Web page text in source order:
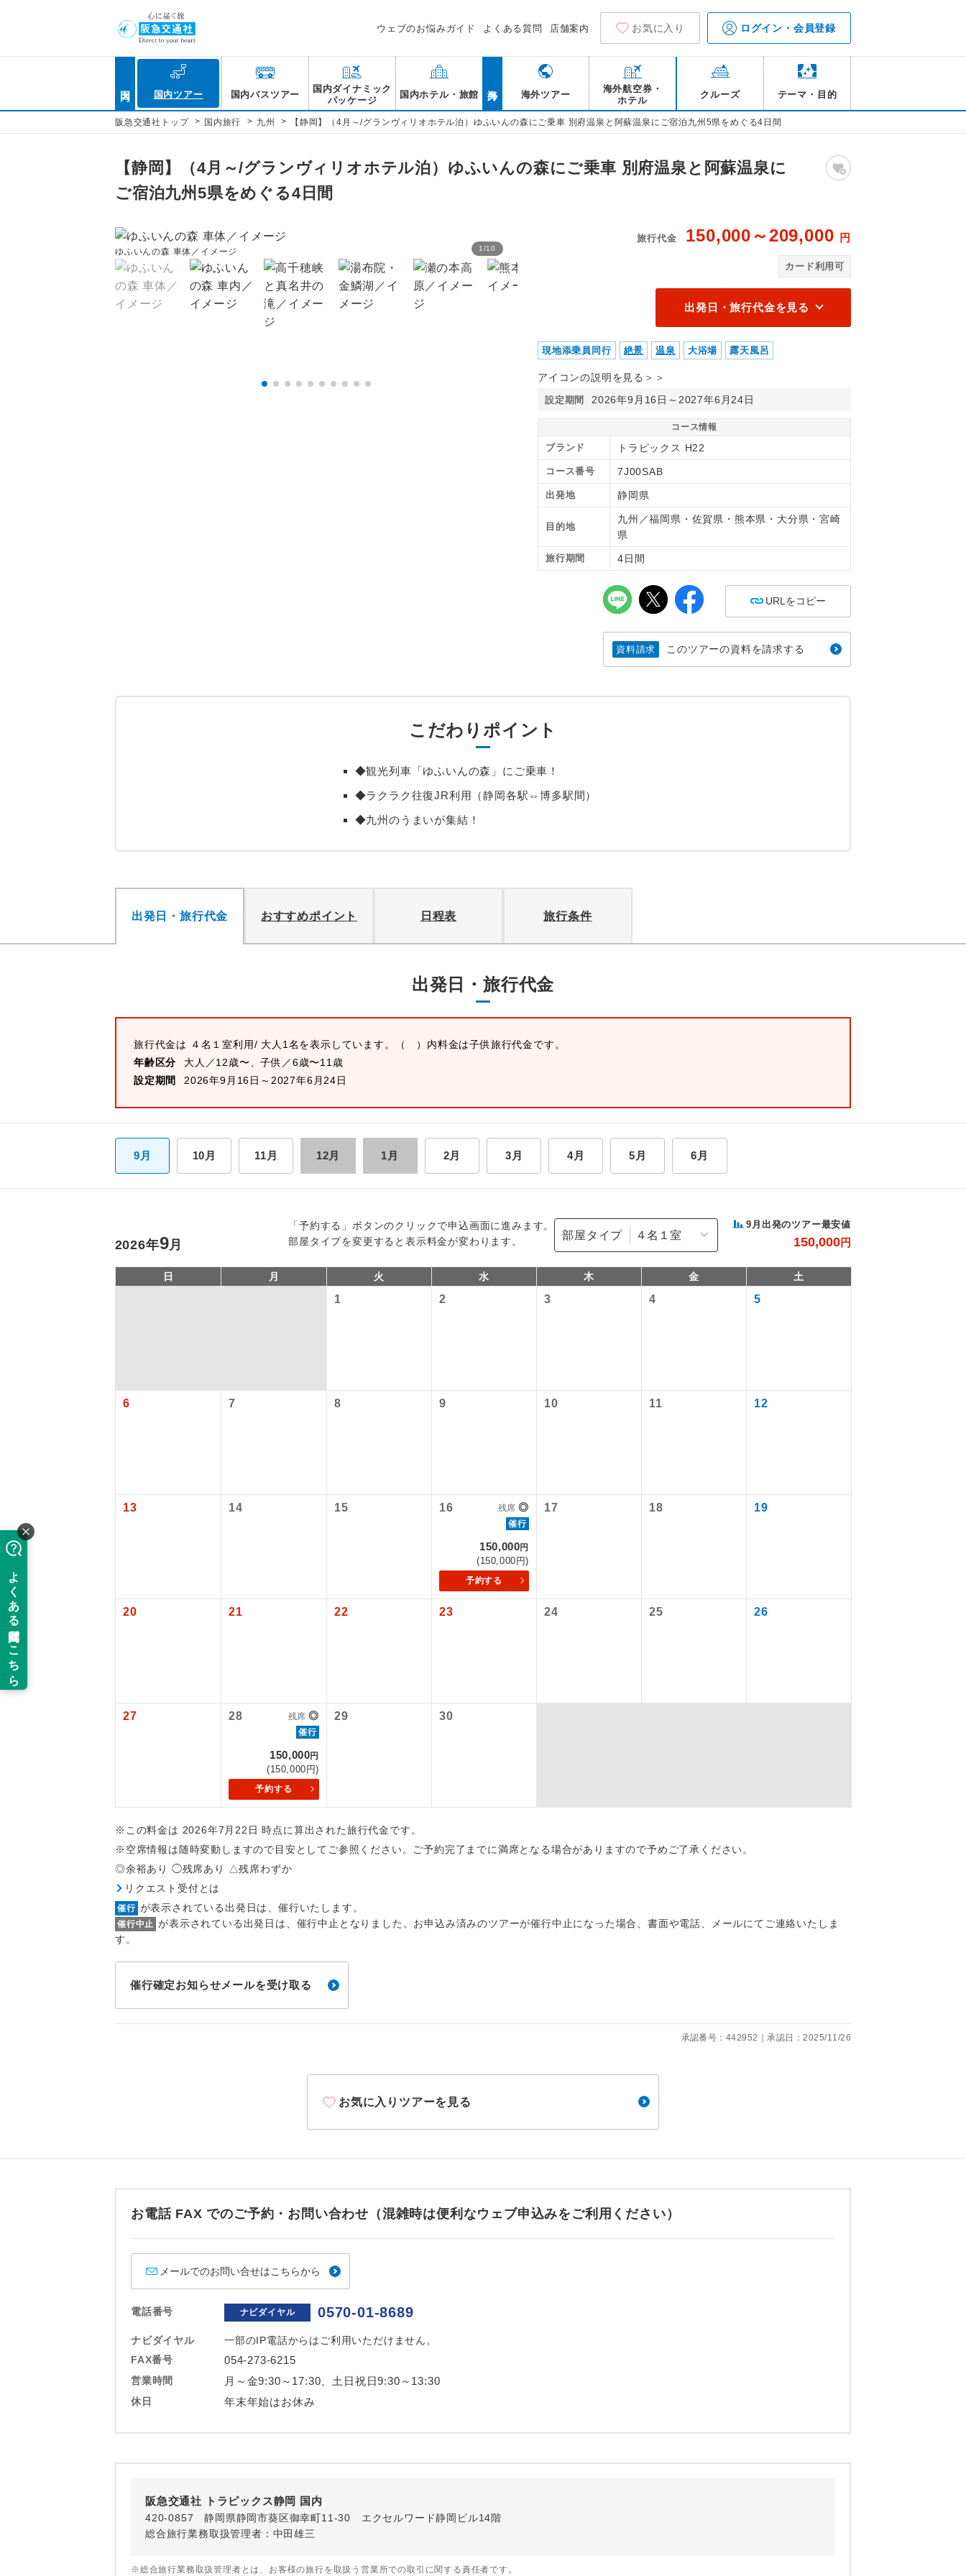
ウェブのお悩みガイド よくある質問 店舗案内 お気に入り ログイン・会員登録
国内ツアー 国内バスツアー
国内ダイナミック
パッケージ
国内ホテル・旅館 海外ツアー
海外航空券・
ホテル
クルーズ テーマ・目的
阪急交通社トップ > 国内旅行 > 九州 > 【静岡】（4月～/グランヴィリオホテル泊）ゆふいんの森にご乗車 別府温泉と阿蘇温泉にご宿泊九州5県をめぐる4日間
【静岡】（4月～/グランヴィリオホテル泊）ゆふいんの森にご乗車 別府温泉と阿蘇温泉に
ご宿泊九州5県をめぐる4日間
1 /10
ゆふいんの森 車体／イメージ
旅行代金 150,000～209,000 円
カード利用可
出発日・旅行代金を見る
現地添乗員同行 絶景 温泉 大浴場 露天風呂
アイコンの説明を見る＞＞
設定期間 2026年9月16日～2027年6月24日
コース情報
ブランド トラピックス H22
コース番号 7J00SAB
出発地 静岡県
目的地
九州／福岡県・佐賀県・熊本県・大分県・宮崎
県
旅行期間 4日間
URLをコピー
資料請求 このツアーの資料を請求する
こだわりポイント
◆観光列車「ゆふいんの森」にご乗車！
◆ラクラク往復JR利用（静岡各駅⇔博多駅間）
◆九州のうまいが集結！
出発日・旅行代金 おすすめポイント 日程表 旅行条件
出発日・旅行代金
旅行代金は ４名１室利用/ 大人1名を表示しています。
（ ）内料金は子供旅行代金です。
年齢区分
大人／12歳〜、子供／6歳〜11歳
設定期間
2026年9月16日～2027年6月24日
9月 10月 11月 12月 1月 2月 3月 4月 5月 6月
「予約する」ボタンのクリックで申込画面に進みます。
部屋タイプを変更すると表示料金が変わります。
部屋タイプ
9 月出発のツアー最安値
150,000円
2026年9月
日 月 火 水 木 金 土
1 2 3 4 5
6 7 8 9 10 11 12
13 14 15 16 残席 ◎
催行
150,000円
(150,000円)
予約する
17 18 19
20 21 22 23 24 25 26
27 28 残席 ◎
催行
150,000円
(150,000円)
予約する
29 30
※この料金は 2026年7月22日 時点に算出された旅行代金です。
※空席情報は随時変動しますので目安としてご参照ください。ご予約完了までに満席となる場合がありますので予めご了承ください。
◎余裕あり ◯残席あり △残席わずか
リクエスト受付とは
催行 が表示されている出発日は、催行いたします。
催行中止 が表示されている出発日は、催行中止となりました。お申込み済みのツアーが催行中止になった場合、書面や電話、メールにてご連絡いたしま
す。
催行確定お知らせメールを受け取る
承認番号：442952｜承認日：2025/11/26
お気に入りツアーを見る
お電話 FAX でのご予約・お問い合わせ（混雑時は便利なウェブ申込みをご利用ください）
メールでのお問い合せはこちらから
電話番号 ナビダイヤル 0570-01-8689
ナビダイヤル
一部のIP電話からはご利用いただけません。
FAX番号
054-273-6215
営業時間 月～金9:30～17:30、土日祝日9:30～13:30
休日 年末年始はお休み
阪急交通社 トラピックス静岡 国内
420-0857 静岡県静岡市葵区御幸町11-30 エクセルワード静岡ビル14階
総合旅行業務取扱管理者：中田雄三
※総合旅行業務取扱管理者とは、お客様の旅行を取扱う営業所での取引に関する責任者です。
添乗員同行
往路出発空港（駅）から復路到着空港（駅）まで同行しま
現地到着空港（駅）から最終日出発空港（駅）まで添乗員が
同行します。
バスガイド乗務 バスガイドが乗務し、車内での観光案内があります。
絶景 絶景スポットに立ち寄るコースです。
温泉
露天風呂
全食事付き
全てのお食事が付いていますので、お食事の心配はいりませ
周りの音を気にせず、ガイドさんの説明をじっくり聞くこと
1名様催行
航空会社指定
利用航空会社が指定なので、ご出発の計画にとても便利で
ホテル指定